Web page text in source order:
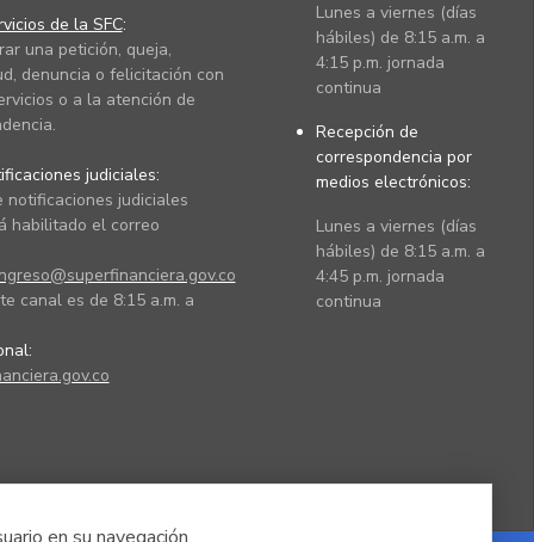
de la SFC:
una petición, queja,
denuncia o felicitación con
o a la atención de
judiciales:
notificaciones judiciales
habilitado el correo
canal es de 8:15 a.m. a
Lunes a viernes (días
hábiles) de 8:15 a.m. a
4:15 p.m. jornada
continua
Recepción de
correspondencia por
medios electrónicos:
Lunes a viernes (días
hábiles) de 8:15 a.m. a
4:45 p.m. jornada
continua